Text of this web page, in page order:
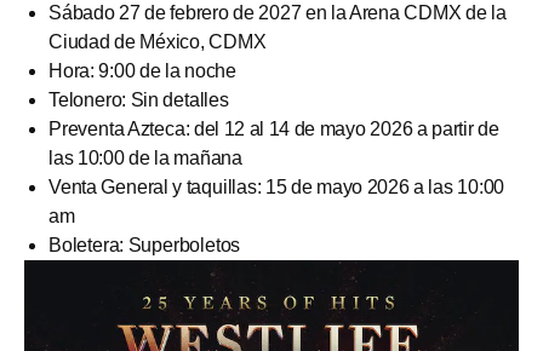
Sábado 27 de febrero de 2027 en la Arena CDMX de la
Ciudad de México, CDMX
Hora: 9:00 de la noche
Telonero: Sin detalles
Preventa Azteca: del 12 al 14 de mayo 2026 a partir de
las 10:00 de la mañana
Venta General y taquillas: 15 de mayo 2026 a las 10:00
am
Boletera: Superboletos